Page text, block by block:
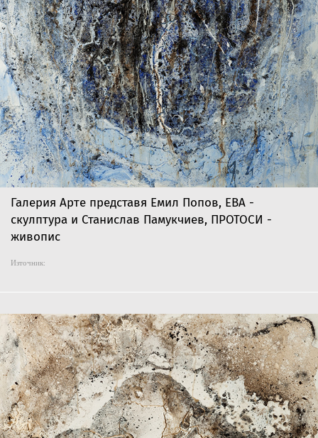
Галерия Арте представя Емил Попов, ЕВА -
скулптура и Станислав Памукчиев, ПРОТОСИ -
живопис
Източник: